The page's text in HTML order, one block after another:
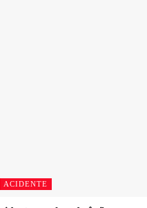
ACIDENTE